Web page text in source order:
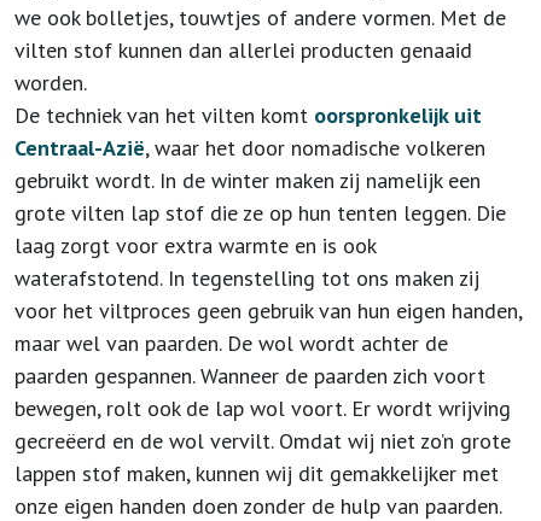
we ook bolletjes, touwtjes of andere vormen. Met de
vilten stof kunnen dan allerlei producten genaaid
worden.
De techniek van het vilten komt oorspronkelijk uit
Centraal-Azië, waar het door nomadische volkeren
gebruikt wordt. In de winter maken zij namelijk een
grote vilten lap stof die ze op hun tenten leggen. Die
laag zorgt voor extra warmte en is ook
waterafstotend. In tegenstelling tot ons maken zij
voor het viltproces geen gebruik van hun eigen handen,
maar wel van paarden. De wol wordt achter de
paarden gespannen. Wanneer de paarden zich voort
bewegen, rolt ook de lap wol voort. Er wordt wrijving
gecreëerd en de wol vervilt. Omdat wij niet zo’n grote
lappen stof maken, kunnen wij dit gemakkelijker met
onze eigen handen doen zonder de hulp van paarden.